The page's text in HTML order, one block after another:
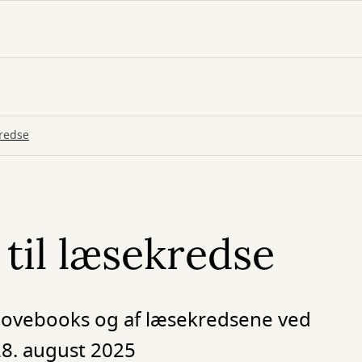
læsekredse
og af læsekredsene ved
august 2025